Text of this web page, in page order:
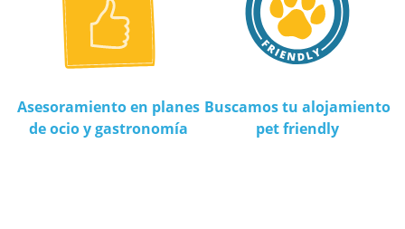
Asesoramiento en planes
de ocio y gastronomía
Buscamos tu alojamiento
pet friendly